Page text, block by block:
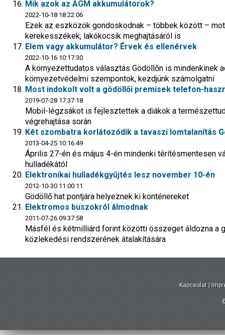
Mik azok az AGM akkumulátorok?
2022-10-18 18:22:06
Ezek az eszközök gondoskodnak – többek között –
kerekesszékek, lakókocsik meghajtásáról is
Elem vagy akkumulátor? Érvek és ellenérvek
2022-10-16 10:17:30
A környezettudatos választás Gödöllőn is mindenkinek
környezetvédelmi szempontok, kezdjünk számolgatni
Most indokolt volt a gödöllői premisek telefon-
2019-07-28 17:37:18
Mobil-légzsákot is fejlesztettek a diákok a
végrehajtása során
Két szombatra korlátozódik a tavaszi lomtalanítás
2013-04-25 10:16:49
Április 27-én és május 4-én mindenki térítésmentesen
hulladékától
Elektronikai hulladékgyűjtés lesz november 10-én
2012-10-30 11:00:11
Gödöllő hat pontjára helyeznek ki konténereket
Elektromos buszokról álmodnak
2011-07-26 09:37:58
Másfél és kétmilliárd forint közötti összeget áldozna a
közlekedési rendszerének átalakítására
Kapcsolat |